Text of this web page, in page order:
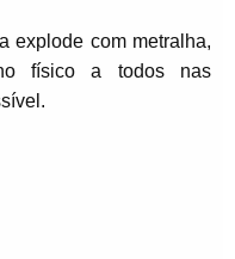
explode com metralha,
físico a todos nas